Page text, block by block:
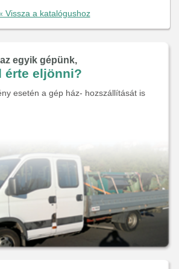
Vissza a katalógushoz
egyik gépünk,
érte eljönni?
esetén a gép ház- hozszállítását is